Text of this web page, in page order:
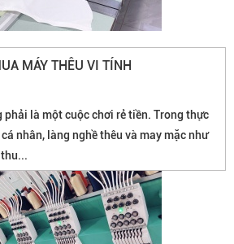
MÁY THÊU VI TÍNH
phải là một cuộc chơi rẻ tiền. Trong thực
nhân, làng nghề thêu và may mặc như